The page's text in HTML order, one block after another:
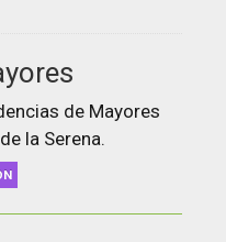
de Mayores
la Serena.